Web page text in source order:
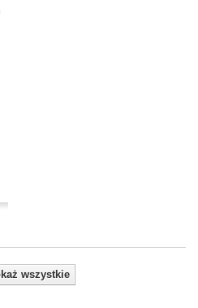
wszystkie